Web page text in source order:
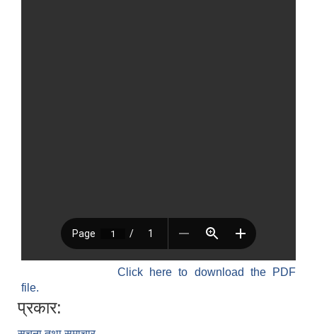
Click here to download the PDF
file.
प्रकार: